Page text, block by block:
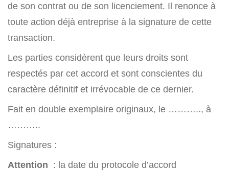
de son contrat ou de son licenciement. Il renonce à
toute action déjà entreprise à la signature de cette
transaction.
Les parties considèrent que leurs droits sont
respectés par cet accord et sont conscientes du
caractère définitif et irrévocable de ce dernier.
Fait en double exemplaire originaux, le ……….., à
………..
Signatures :
Attention : la date du protocole d’accord